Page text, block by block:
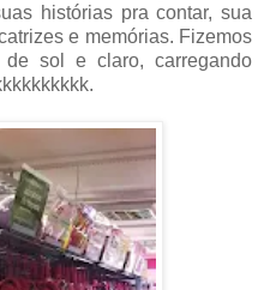
histórias pra contar, sua
e memórias. Fizemos
sol e claro, carregando